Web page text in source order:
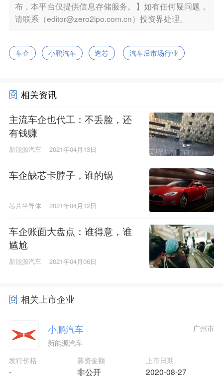
布，本平台仅提供信息存储服务。】如有任何疑问题，
请联系（editor@zero2ipo.com.cn）投资界处理。
车企 小鹏汽车 造芯 汽车后市场行业
相关资讯
主流车企也代工：不丢脸，还
有钱赚
新能源汽车 2021年04月13日
车企缺芯卡脖子，谁的锅
芯片半导体 2021年04月12日
车企账面大盘点：谁得意，谁
尴尬
新能源汽车 2021年04月06日
相关上市企业
小鹏汽车
新能源汽车
广州市
发行价格
-
募资金额
非公开
上市日期
2020-08-27